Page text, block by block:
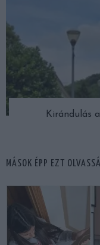
Kirándulás
MÁSOK ÉPP EZT